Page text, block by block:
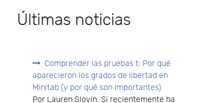
Últimas noticias
Comprender las pruebas t: Por qué
aparecieron los grados de libertad en
Minitab (y por qué son importantes)
Por Lauren Slovin. Si recientemente ha